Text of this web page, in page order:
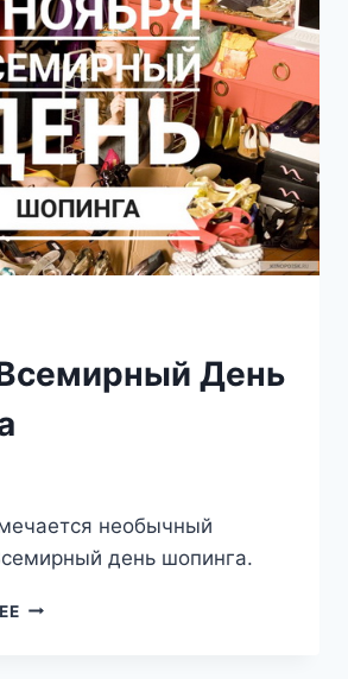
САН-
МИНИАТО
День
необычный
день шопинга.
11.11